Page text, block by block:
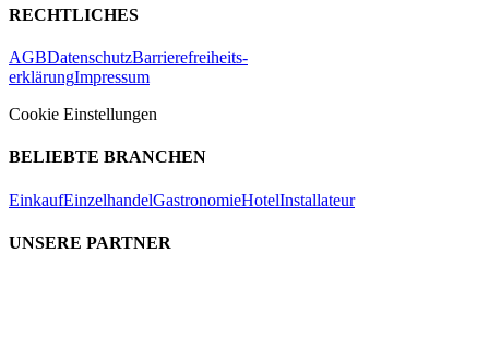
RECHTLICHES
AGBDatenschutzBarrierefreiheits-
erklärungImpressum
Cookie Einstellungen
BELIEBTE BRANCHEN
EinkaufEinzelhandelGastronomieHotelInstallateur
UNSERE PARTNER